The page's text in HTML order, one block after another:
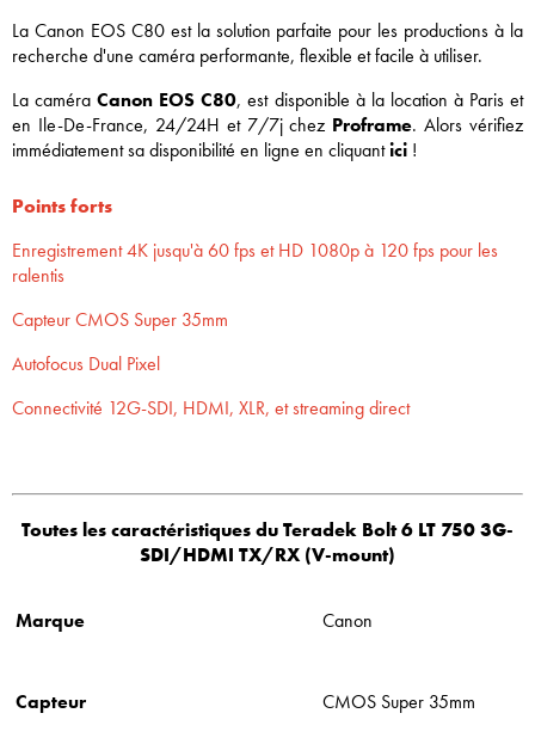
La Canon EOS C80 est la solution parfaite pour les productions à la
recherche d'une caméra performante, flexible et facile à utiliser.
La caméraCanon EOS C80, est disponible à la location à Paris et
en Ile-De-France, 24/24H et 7/7j chez Proframe. Alors vérifiez
immédiatement sa disponibilité en ligne en cliquantici !
Points forts
Enregistrement 4K jusqu'à 60 fps et HD 1080p à 120 fps pour les
ralentis
Capteur CMOS Super 35mm
Autofocus Dual Pixel
Connectivité 12G-SDI, HDMI, XLR, et streaming direct
Toutes les caractéristiques du Teradek Bolt 6 LT 750 3G-
SDI/HDMI TX/RX (V-mount)
Marque Canon
Capteur CMOS Super 35mm